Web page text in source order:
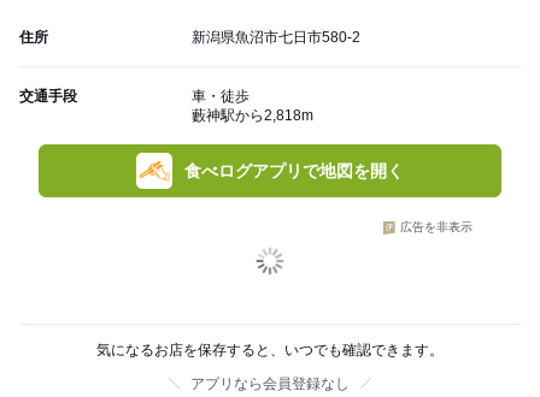
住所 新潟県魚沼市七日市580-2
交通手段
車・徒歩
藪神駅から2,818m
食べログアプリで地図を開く
広告を非表示
気になるお店を保存すると、いつでも確認できます。
アプリなら会員登録なし